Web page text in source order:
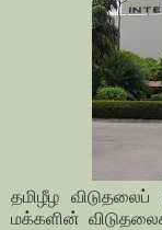
தமிழீழ
மக்களின்